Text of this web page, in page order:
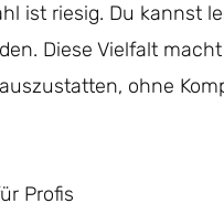
ist riesig. Du kannst
Diese Vielfalt
ohne
Profis